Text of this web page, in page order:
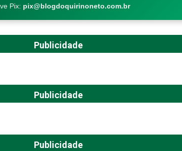
Pix: pix@blogdoquirinoneto.com.br
Publicidade
Publicidade
Publicidade